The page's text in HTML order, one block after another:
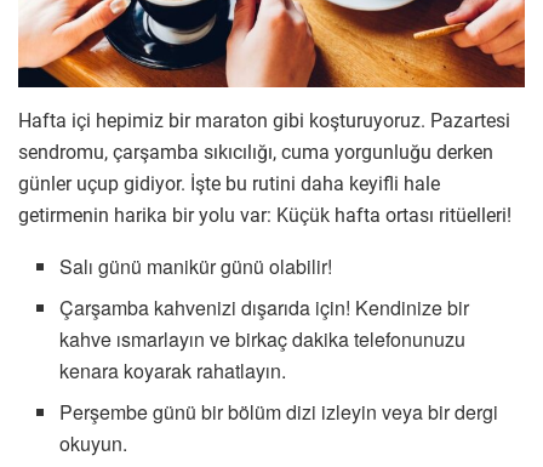
Hafta içi hepimiz bir maraton gibi koşturuyoruz. Pazartesi
sendromu, çarşamba sıkıcılığı, cuma yorgunluğu derken
günler uçup gidiyor. İşte bu rutini daha keyifli hale
getirmenin harika bir yolu var: Küçük hafta ortası ritüelleri!
Salı günü manikür günü olabilir!
Çarşamba kahvenizi dışarıda için! Kendinize bir
kahve ısmarlayın ve birkaç dakika telefonunuzu
kenara koyarak rahatlayın.
Perşembe günü bir bölüm dizi izleyin veya bir dergi
okuyun.